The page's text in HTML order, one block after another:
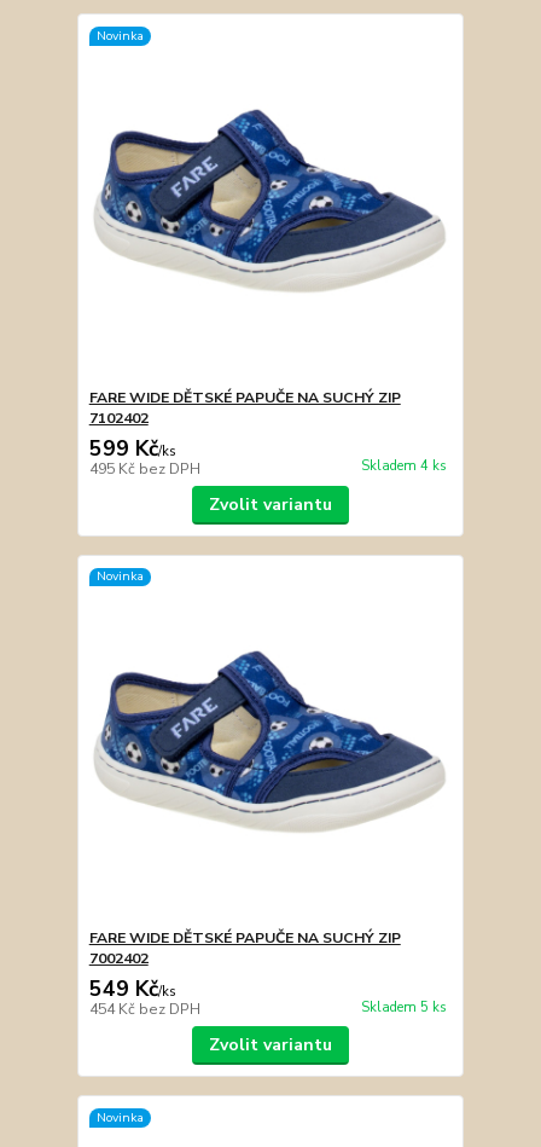
Novinka
FARE WIDE DĚTSKÉ PAPUČE NA SUCHÝ ZIP
7102402
599 Kč/ks
495 Kč bez DPH Skladem 4 ks
Zvolit variantu
Novinka
FARE WIDE DĚTSKÉ PAPUČE NA SUCHÝ ZIP
7002402
549 Kč/ks
454 Kč bez DPH Skladem 5 ks
Zvolit variantu
Novinka